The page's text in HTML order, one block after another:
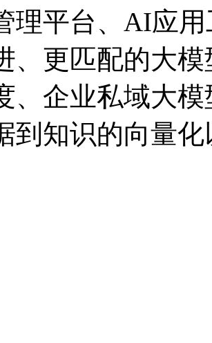
平台、AI应
、更匹配的大模
、企业私域大
到知识的向量